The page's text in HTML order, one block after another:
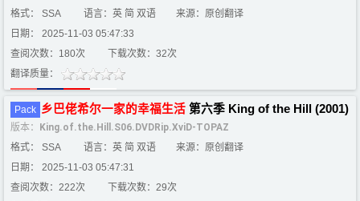
格式： SSA
语言：英 简 双语
来源：原创翻译
日期： 2025-11-03 05:47:33
查阅次数：180次
下载次数：32次
翻译质量：
Pack 乡 巴佬希尔一家的幸福生活 第六季 King of the Hill (2001)
版本：
King.of.the.Hill.S06.DVDRip.XviD-TOPAZ
格式： SSA
语言：英 简 双语
来源：原创翻译
日期： 2025-11-03 05:47:31
查阅次数：222次
下载次数：29次